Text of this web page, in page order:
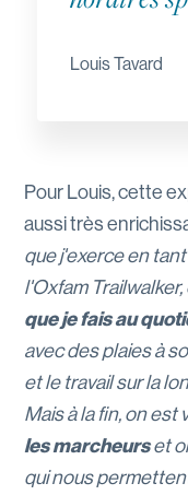
Louis Tavard
Pour Louis, cette
aussi très
que j'exerce en
l'Oxfam
que je fais au
avec des plaies à
et le travail sur la
Mais à la fin, on
les marcheurset
qui nous